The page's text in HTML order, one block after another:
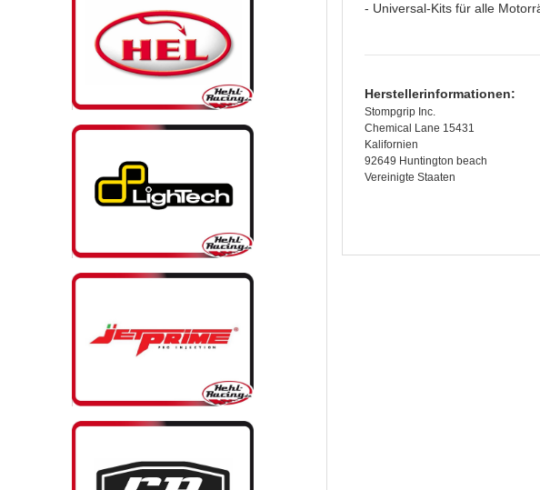
- Universal-Kits für alle
Herstellerinformationen:
Stompgrip Inc.
Chemical Lane 15431
Kalifornien
92649 Huntington beach
Vereinigte Staaten